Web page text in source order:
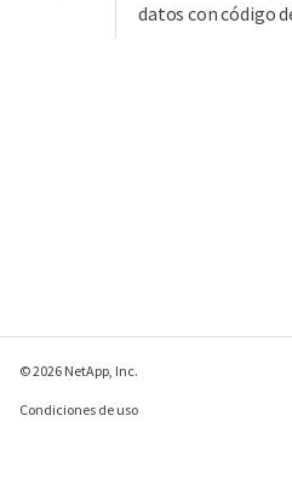
datos con código
© 2026 NetApp, Inc.
Condiciones de uso